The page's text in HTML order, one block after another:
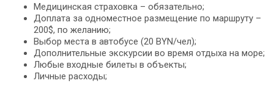
Медицинская страховка – обязательно;
Доплата за одноместное размещение по маршруту –
200$, по желанию;
Выбор места в автобусе (20 BYN/чел);
Дополнительные экскурсии во время отдыха на море;
Любые входные билеты в объекты;
Личные расходы;